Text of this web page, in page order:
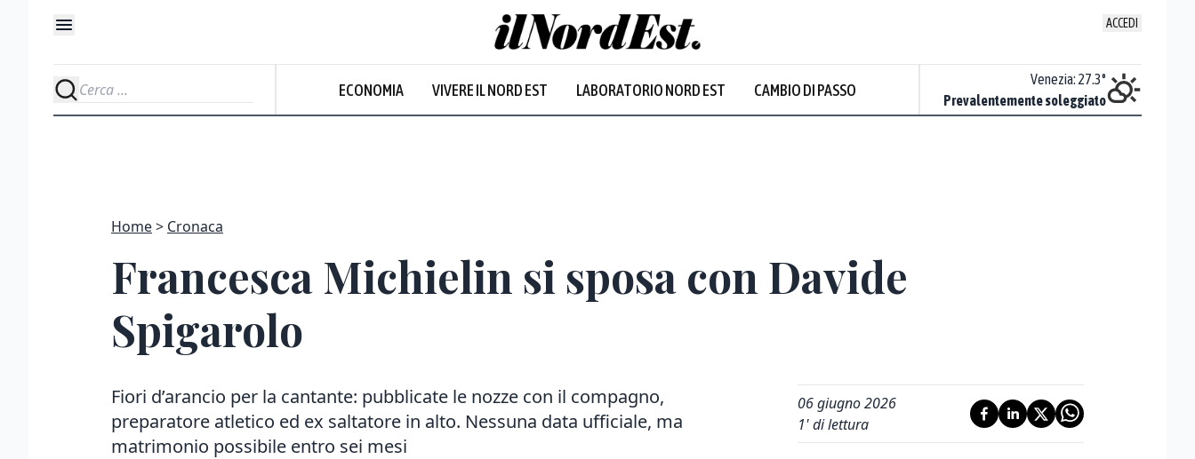
ACCEDI
ECONOMIA VIVERE IL NORD EST LABORATORIO NORD EST CAMBIO DI PASSO
Nuvoloso
Venezia: 27.3°
Prevalentemente soleggiato
Home Cronaca
Francesca Michielin si sposa con Davide
Spigarolo
Fiori d’arancio per la cantante: pubblicate le nozze con il compagno,
preparatore atletico ed ex saltatore in alto. Nessuna data ufficiale, ma
matrimonio possibile entro sei mesi
06 giugno 2026
1' di lettura